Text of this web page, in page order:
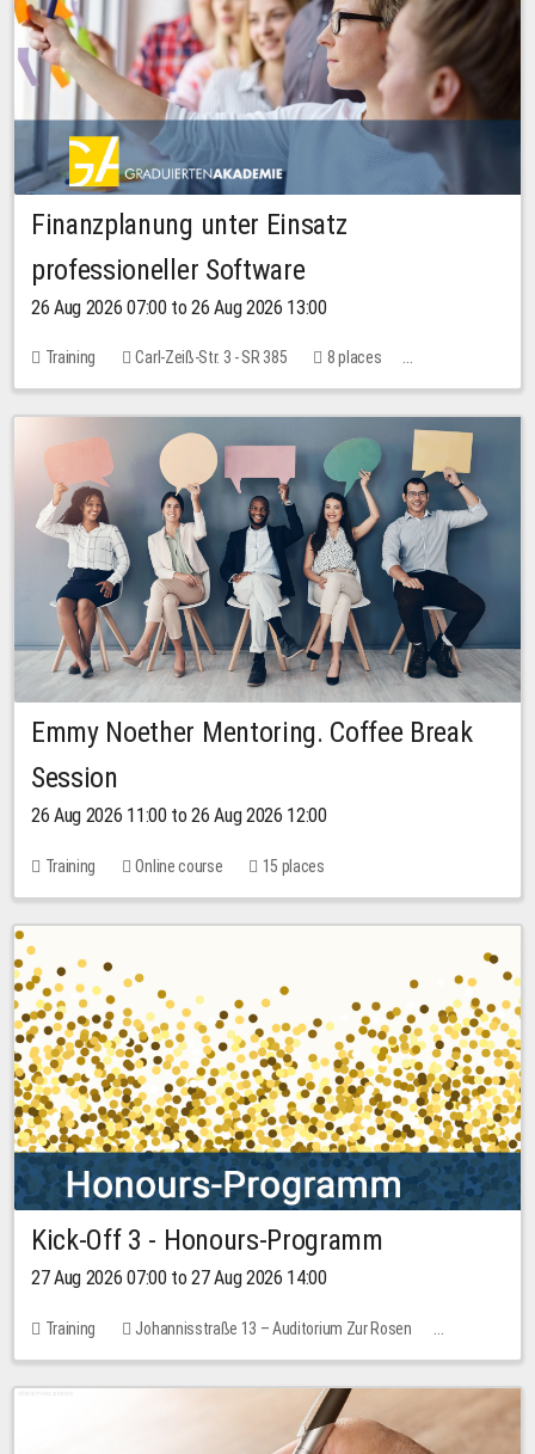
Finanzplanung unter Einsatz
professioneller Software
26 Aug 2026 07:00 to 26 Aug 2026 13:00
Training Carl-Zeiß-Str. 3 - SR 385
8 places
20.00 EUR
Emmy Noether Mentoring. Coffee Break
Session
26 Aug 2026 11:00 to 26 Aug 2026 12:00
Training Online course 15 places
Kick-Off 3 - Honours-Programm
27 Aug 2026 07:00 to 27 Aug 2026 14:00
Training
Johannisstraße 13 – Auditorium Zur Rosen
11 places